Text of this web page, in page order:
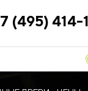
(495) 414-